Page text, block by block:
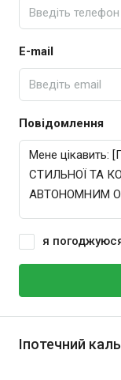
E-mail
Повідомлення
я
Іпотечний